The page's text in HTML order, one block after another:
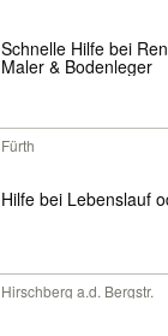
Schnelle Hilfe bei
Maler & Bodenleger
Fürth
Hilfe bei Lebenslauf
Hirschberg a.d. Bergstr.